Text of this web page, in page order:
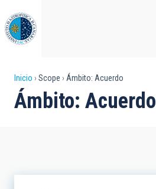
al
contenido
principal
Sobrescribir
enlaces
Inicio Scope Ámbito: Acuerdo
Ámbito: Acuerdo